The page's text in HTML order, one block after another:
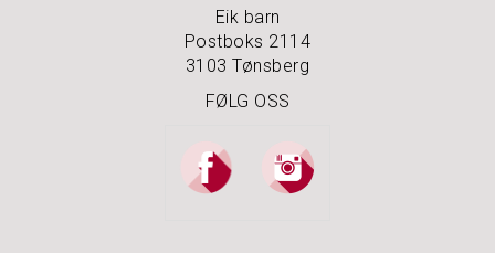
Eik barn
Postboks 2114
3103 Tønsberg
FØLG OSS